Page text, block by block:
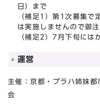
日）まで
（補足1）第1次募集で
は実施しませんので御注
（補足2）7月下旬には
運営
主催：京都・プラハ姉妹
会